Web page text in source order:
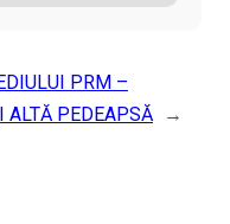
PRM –
ALTĂ PEDEAPSĂ
→